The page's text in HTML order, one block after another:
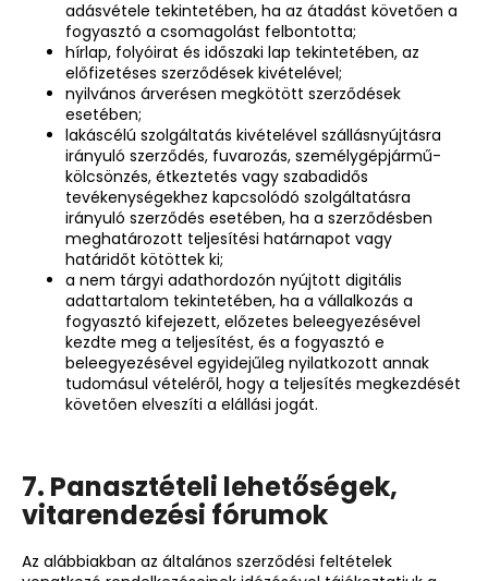
adásvétele tekintetében, ha az átadást követően a
fogyasztó a csomagolást felbontotta;
hírlap, folyóirat és időszaki lap tekintetében, az
előfizetéses szerződések kivételével;
nyilvános árverésen megkötött szerződések
esetében;
lakáscélú szolgáltatás kivételével szállásnyújtásra
irányuló szerződés, fuvarozás, személygépjármű-
kölcsönzés, étkeztetés vagy szabadidős
tevékenységekhez kapcsolódó szolgáltatásra
irányuló szerződés esetében, ha a szerződésben
meghatározott teljesítési határnapot vagy
határidőt kötöttek ki;
a nem tárgyi adathordozón nyújtott digitális
adattartalom tekintetében, ha a vállalkozás a
fogyasztó kifejezett, előzetes beleegyezésével
kezdte meg a teljesítést, és a fogyasztó e
beleegyezésével egyidejűleg nyilatkozott annak
tudomásul vételéről, hogy a teljesítés megkezdését
követően elveszíti a elállási jogát.
7. Panasztételi lehetőségek,
vitarendezési fórumok
Az alábbiakban az általános szerződési feltételek